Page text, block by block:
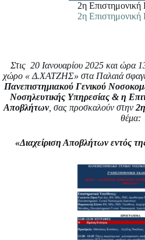
2η
2η
Στις 20 Ιανουαρίου 2025 και ώρα
χώρο « Δ.ΧΑΤΖΗΣ» στα Παλαιά
Πανεπιστημιακού Γενικού
Νοσηλευτικής Υπηρεσίας & η
Αποβλήτων, σας προσκαλούν στην
θέμα:
«Διαχείριση Αποβλήτων εντός